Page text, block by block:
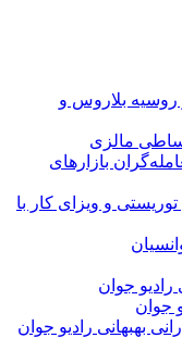
بلاروس و
مالزی
بازارهای
و ویزای کار با
جوان
جوان
بهبهانی رادیو جوان